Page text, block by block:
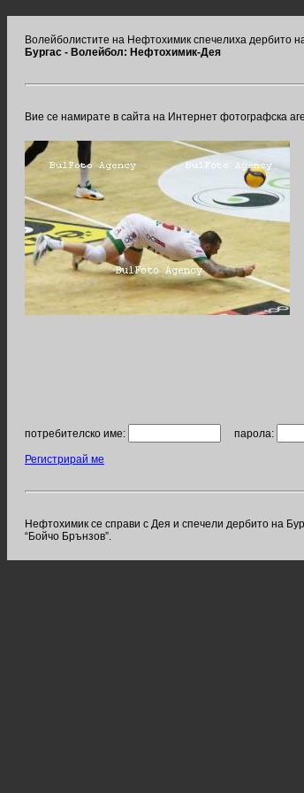
Волейболистите на Нефтохимик спечелиха дербито
Бургас - Волейбол: Нефтохимик-Дея
Вие се намирате в сайта на Интернет фотографска
потребителско име: парола:
Регистрирай ме
Нефтохимик се справи с Дея и спечели дербито на
“Бойчо Брънзов”.